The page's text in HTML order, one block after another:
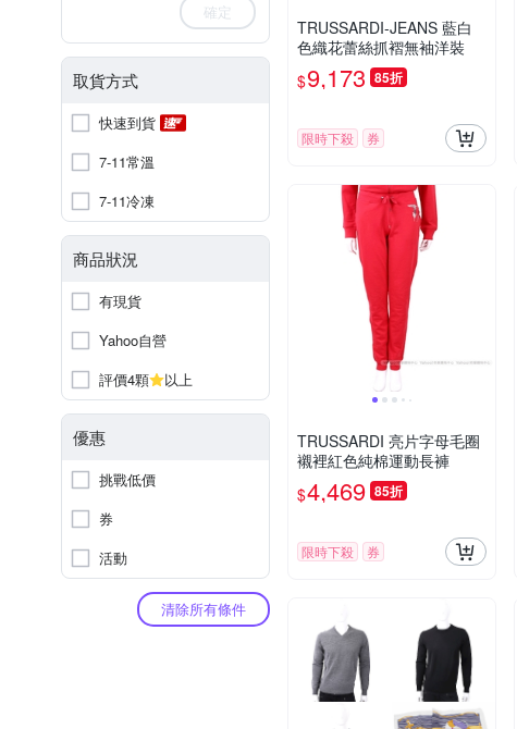
確定
取貨方式
快速到貨
7-11常溫
7-11冷凍
商品狀況
有現貨
Yahoo自營
評價4顆
以上
優惠
挑戰低價
券
活動
清除所有條件
TRUSSARDI-JEANS 藍白
色織花蕾絲抓褶無袖洋裝
$9,173 85折
限時下殺 券
TRUSSARDI 亮片字母毛圈
襯裡紅色純棉運動長褲
$4,469 85折
限時下殺 券